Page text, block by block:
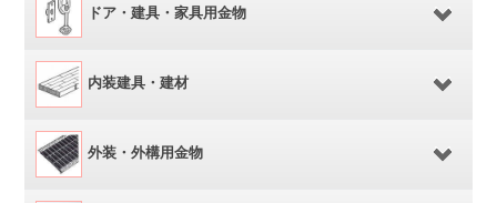
ドア・建具・家具用金物
内装建具・建材
外装・外構用金物